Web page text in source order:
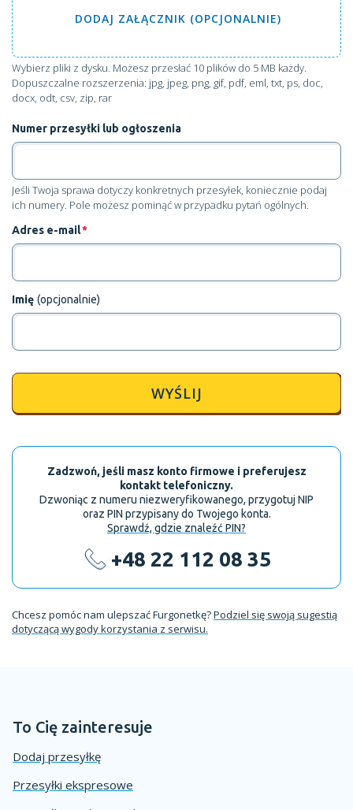
DODAJ ZAŁĄCZNIK (OPCJONALNIE)
Wybierz pliki z dysku. Możesz przesłać 10 plików do 5 MB każdy.
Dopuszczalne rozszerzenia: jpg, jpeg, png, gif, pdf, eml, txt, ps, doc,
docx, odt, csv, zip, rar
Numer przesyłki lub ogłoszenia
Jeśli Twoja sprawa dotyczy konkretnych przesyłek, koniecznie podaj
ich numery. Pole możesz pominąć w przypadku pytań ogólnych.
Adres e-mail*
Imię (opcjonalnie)
WYŚLIJ
Zadzwoń, jeśli masz konto firmowe i preferujesz
kontakt telefoniczny.
Dzwoniąc z numeru niezweryfikowanego, przygotuj NIP
oraz PIN przypisany do Twojego konta.
Sprawdź, gdzie znaleźć PIN?
+48 22 112 08 35
Chcesz pomóc nam ulepszać Furgonetkę?Podziel się swoją sugestią
dotyczącą wygody korzystania z serwisu.
To Cię zainteresuje
Dodaj przesyłkę
Przesyłki ekspresowe